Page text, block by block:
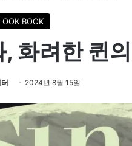
BOOK
, 화려한 퀸
2024년 8월 15일